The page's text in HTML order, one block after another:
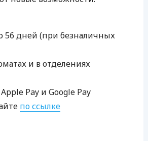
56 дней (при безналичных
и в отделениях
Pay и Google Pay
по ссылке